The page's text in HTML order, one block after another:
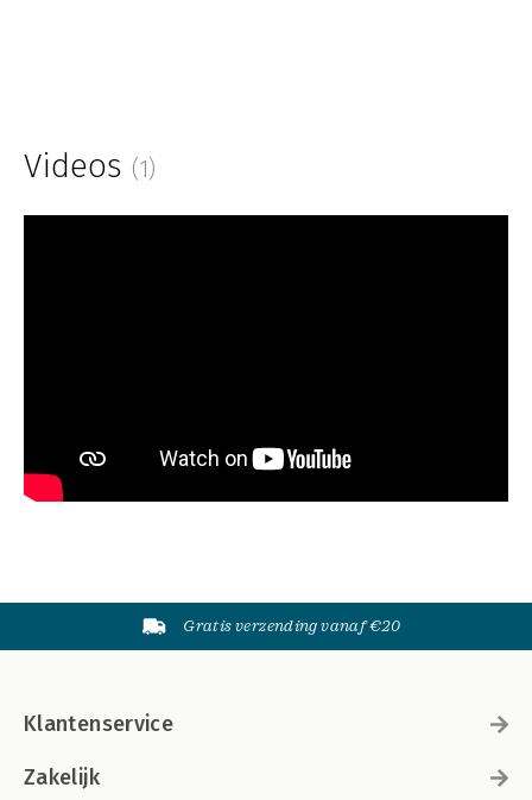
Videos (1)
Gratis verzending vanaf €20
Klantenservice
Zakelijk